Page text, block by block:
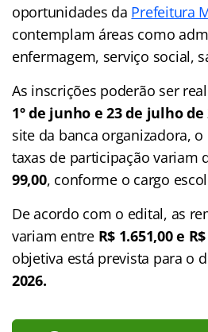
oportunidades da Prefeitura
contemplam áreas como
enfermagem, serviço social,
As inscrições poderão ser
1º de junho e 23 de julho de
site da banca organizadora, o
taxas de participação variam
99,00, conforme o cargo
De acordo com o edital, as
variam entre R$ 1.651,00 e
objetiva está prevista para o
2026.